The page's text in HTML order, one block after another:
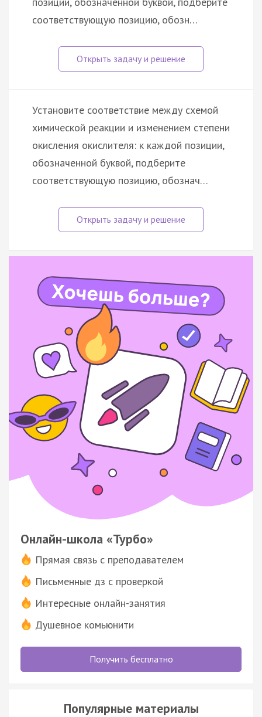
соответствующую позицию, обозн…
Установите соответствие между схемой
химической реакции и изменением степени
окисления окислителя: к каждой позиции,
обозначенной буквой, подберите
соответствующую позицию, обознач…
Онлайн-школа «Турбо»
Прямая связь с преподавателем
Письменные дз с проверкой
Интересные онлайн-занятия
Душевное комьюнити
Получить бесплатно
Популярные материалы